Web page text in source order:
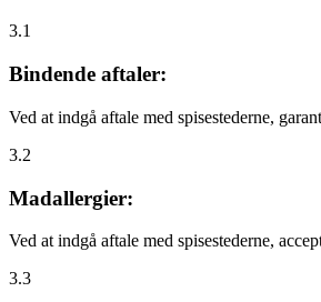
3.1
Bindende aftaler:
Ved at indgå aftale med spisestederne,
3.2
Madallergier:
Ved at indgå aftale med spisestederne,
3.3